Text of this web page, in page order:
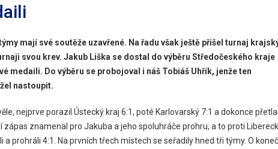
mají své soutěže uzavřené. Na řadu však ještě přišel turnaj
svou krev. Jakub Liška se dostal do výběru Středočeského kraje
medaili. Do výběru se probojoval i náš Tobiáš Uhřík, jenže ten
nastoupit.
nejprve porazil Ústecký kraj 6:1, poté Karlovarský 7:1 a dokonce
zápas znamenal pro Jakuba a jeho spoluhráče prohru, a to proti
a prohráli 4:1. Na prvních třech místech se seřadily hned tři týmy. O